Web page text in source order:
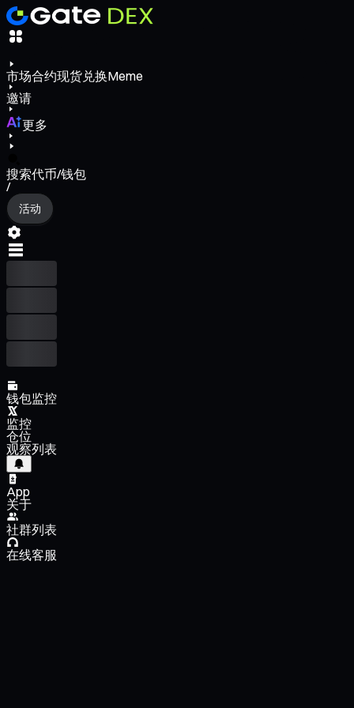
市场合约现货兑换Meme
邀请
更多
搜索代币/钱包
/
活动
钱包监控
监控
仓位
观察列表
App
关于
社群列表
在线客服